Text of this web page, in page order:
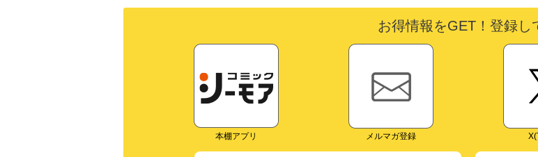
お得情報をGET！登録し
本棚アプリ メルマガ登録